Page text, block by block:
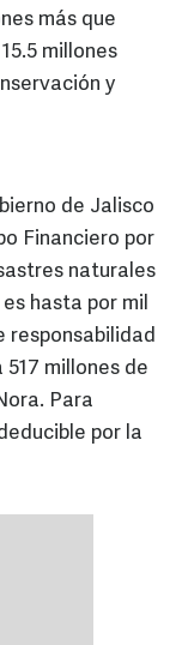
más que
millones
y
de Jalisco
Financiero por
naturales
hasta por mil
responsabilidad
millones de
Para
por la